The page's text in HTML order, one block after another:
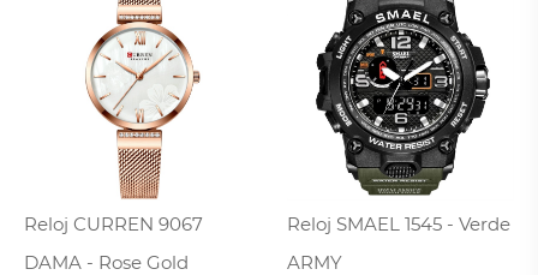
Reloj CURREN 9067
DAMA - Rose Gold
Reloj SMAEL 1545 - Verde
ARMY